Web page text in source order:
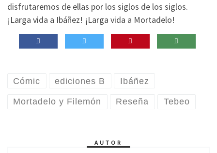
disfrutaremos de ellas por los siglos de los siglos.
¡Larga vida a Ibáñez! ¡Larga vida a Mortadelo!
Cómic ediciones B Ibáñez
Mortadelo y Filemón Reseña Tebeo
AUTOR